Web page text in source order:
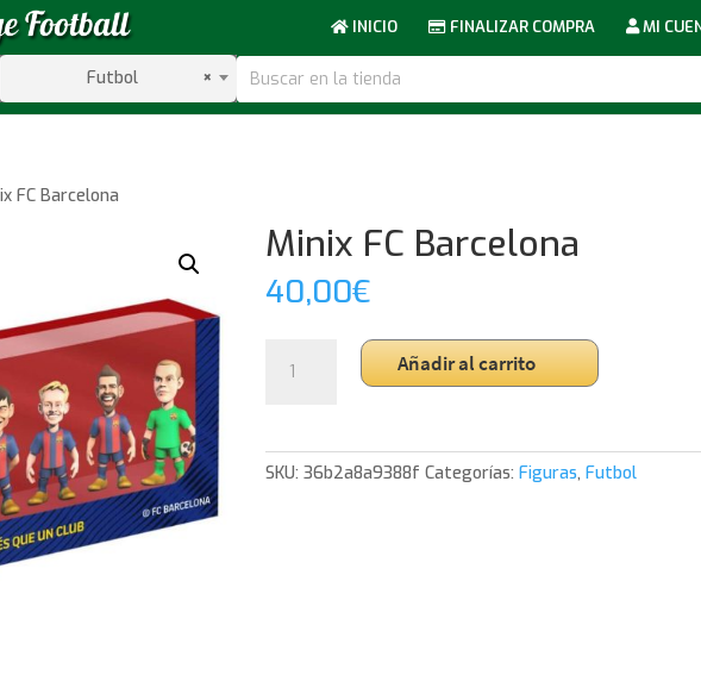
INICIO FINALIZAR COMPRA MI
×
Futbol
FC Barcelona
Minix FC Barcelona
40,00€
Añadir al carrito
SKU:36b2a8a9388f Categorías:Figuras,Futbol